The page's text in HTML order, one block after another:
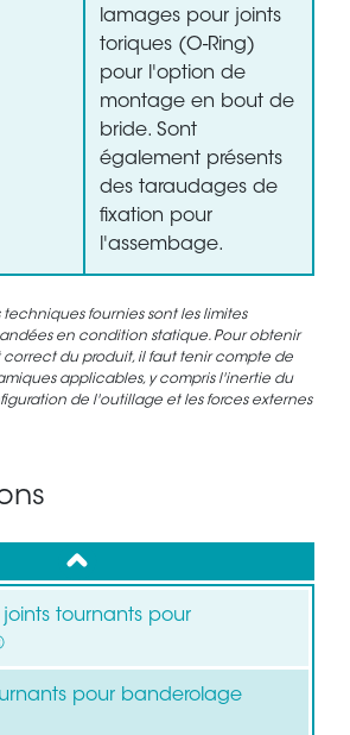
lamages pour joints
toriques (O-Ring)
pour l'option de
montage en bout de
bride. Sont
également présents
des taraudages de
fixation pour
l'assembage.
fournies sont les limites
en condition statique. Pour obtenir
du produit, il faut tenir compte de
applicables, y compris l'inertie du
de l'outillage et les forces externes
up
tournants pour
pour banderolage